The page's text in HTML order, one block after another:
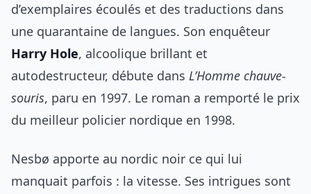
d’exemplaires écoulés et des traductions dans
une quarantaine de langues. Son enquêteur
Harry Hole, alcoolique brillant et
autodestructeur, débute dans L’Homme chauve-
souris, paru en 1997. Le roman a remporté le prix
du meilleur policier nordique en 1998.
Nesbø apporte au nordic noir ce qui lui
manquait parfois : la vitesse. Ses intrigues sont